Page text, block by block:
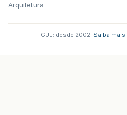
Arquitetura
GUJ: desde 2002. Saiba mais